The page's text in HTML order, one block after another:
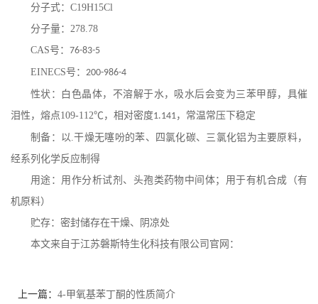
分子式： C19H15Cl
分子量： 278.78
CAS号： 76-83-5
EINECS号： 200-986-4
性状：白色晶体，不溶解于水，吸水后会变为三苯甲醇，具催
泪性，熔点109-112℃，相对密度1.141，常温常压下稳定
制备：以.干燥无噻吩的苯、四氯化碳、三氯化铝为主要原料，
经系列化学反应制得
用途：用作分析试剂、头孢类药物中间体；用于有机合成（有
机原料）
贮存：密封储存在干燥、阴凉处
本文来自于江苏磐斯特生化科技有限公司官网：
上一篇： 4-甲氧基苯丁酮的性质简介